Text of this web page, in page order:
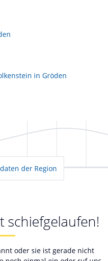
in Gröden
der Region
schiefgelaufen!
oder sie ist gerade nicht